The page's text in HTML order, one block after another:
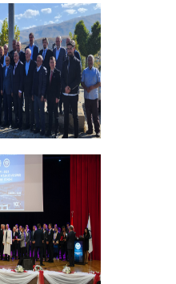
Yapıldı
Erzincan